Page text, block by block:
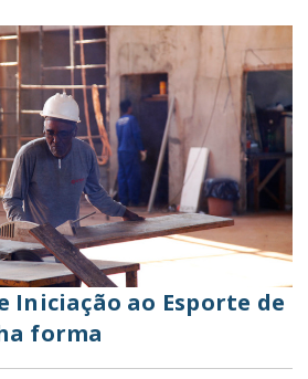
Iniciação ao Esporte de
forma